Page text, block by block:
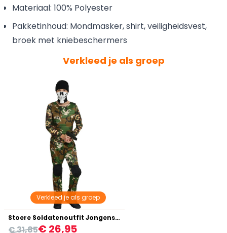
Materiaal: 100% Polyester
Pakketinhoud: Mondmasker, shirt, veiligheidsvest,
broek met kniebeschermers
Verkleed je als groep
Verkleed je als groep
Stoere Soldatenoutfit Jongens 14-16 Jaar
€ 26,95
€ 31,85